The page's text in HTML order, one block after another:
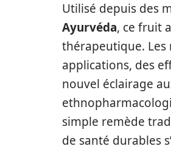
Utilisé depuis des
Ayurvéda, ce fruit
thérapeutique. Les
applications, des
nouvel éclairage
simple remède
de santé durables